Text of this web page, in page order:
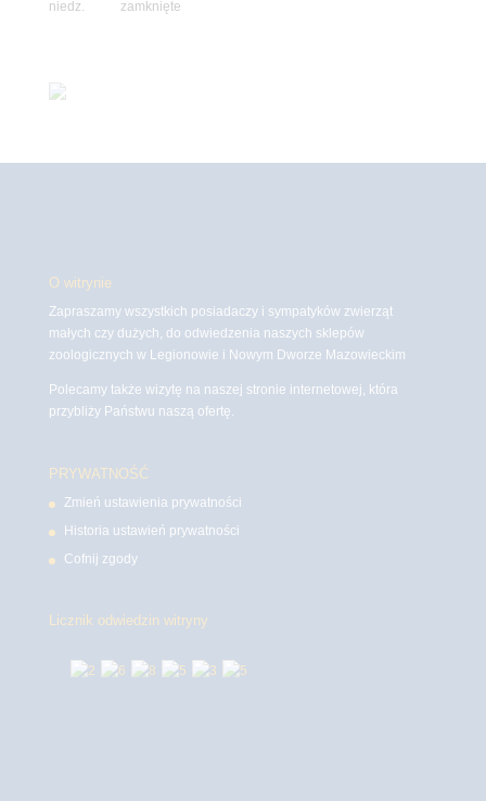
niedz. zamknięte
O witrynie
Zapraszamy wszystkich posiadaczy i sympatyków zwierząt
małych czy dużych, do odwiedzenia naszych sklepów
zoologicznych w Legionowie i Nowym Dworze Mazowieckim
Polecamy także wizytę na naszej stronie internetowej, która
przybliży Państwu naszą ofertę.
PRYWATNOŚĆ
Zmień ustawienia prywatności
Historia ustawień prywatności
Cofnij zgody
Licznik odwiedzin witryny